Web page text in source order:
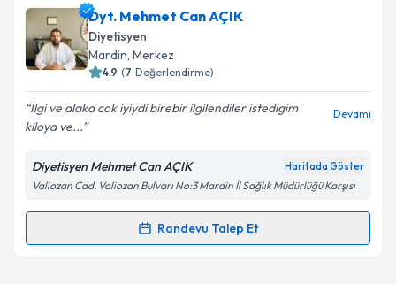
Dyt. Mehmet Can AÇIK
Diyetisyen
Mardin, Merkez
4.9 (7 Değerlendirme)
İlgi ve alaka cok iyiydi birebir ilgilendiler istedigim
kiloya ve...
Devamı
Diyetisyen Mehmet Can AÇIK Haritada Göster
Valiozan Cad. Valiozan Bulvarı No:3 Mardin İl Sağlık Müdürlüğü Karşısı
Randevu Talep Et
Randevu Takvimi Talebi